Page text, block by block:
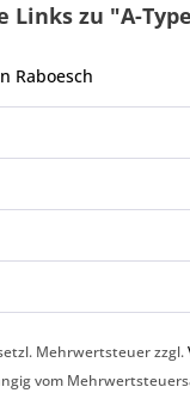
zu "A-
Raboesch
Mehrwertsteuer zzgl.
vom